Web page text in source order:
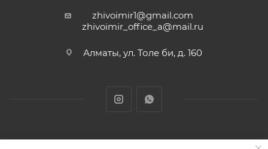
zhivoimir1@gmail.com
zhivoimir_office_a@mail.ru
Алматы, ул. Толе би, д. 160